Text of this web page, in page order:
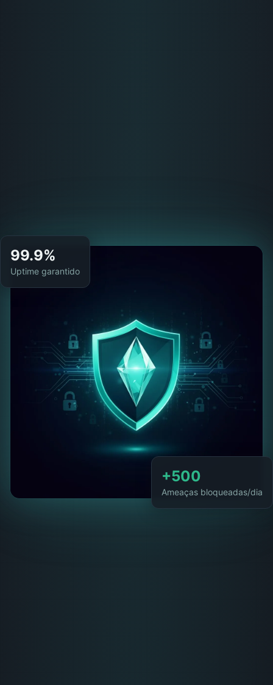
99.9%
Uptime garantido
+500
Ameaças bloqueadas/dia